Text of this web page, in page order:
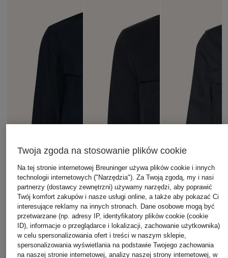
Twoja zgoda na stosowanie plików cookie
Na tej stronie internetowej Breuninger używa plików cookie i innych
technologii internetowych ("Narzędzia"). Za Twoją zgodą, my i nasi
partnerzy (dostawcy zewnętrzni) używamy narzędzi, aby poprawić
Twój komfort zakupów i nasze usługi online, a także aby pokazać Ci
interesujące reklamy na innych stronach. Dane osobowe mogą być
przetwarzane (np. adresy IP, identyfikatory plików cookie (cookie
ID), informacje o przeglądarce i lokalizacji, zachowanie użytkownika)
w celu spersonalizowania ofert i treści w naszym sklepie,
spersonalizowania wyświetlania na podstawie Twojego zachowania
na naszej stronie internetowej, analizy naszej strony internetowej, w